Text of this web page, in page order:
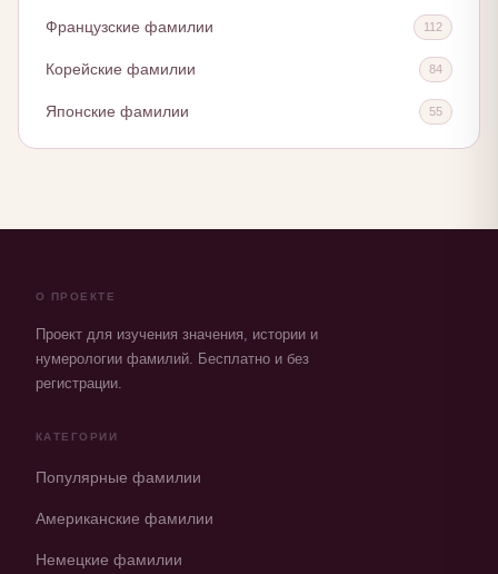
Французские фамилии 112
Корейские фамилии 84
Японские фамилии 55
О ПРОЕКТЕ
Проект для изучения значения, истории и
нумерологии фамилий. Бесплатно и без
регистрации.
КАТЕГОРИИ
Популярные фамилии
Американские фамилии
Немецкие фамилии